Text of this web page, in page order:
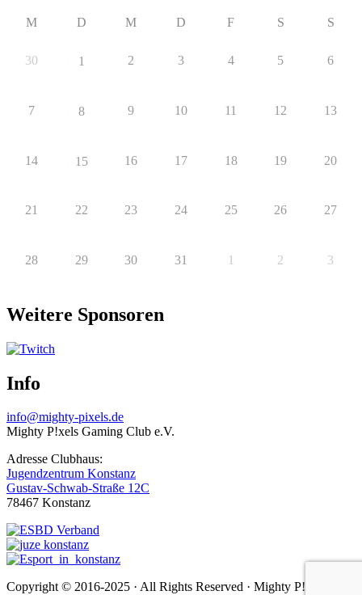
M D M D F S S
30 1 2 3 4 5 6
7 8 9 10 11 12 13
14 15 16 17 18 19 20
21 22 23 24 25 26 27
28 29 30 31 1 2 3
Weitere Sponsoren
Info
info@mighty-pixels.de
Mighty P!xels Gaming Club e.V.
Adresse Clubhaus:
Jugendzentrum Konstanz
Gustav-Schwab-Straße 12C
78467 Konstanz
Copyright © 2016-2025 · All Rights Reserved · Mighty P!xels